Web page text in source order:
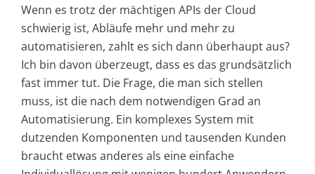
Wenn es trotz der mächtigen APIs der Cloud
schwierig ist, Abläufe mehr und mehr zu
automatisieren, zahlt es sich dann überhaupt aus?
Ich bin davon überzeugt, dass es das grundsätzlich
fast immer tut. Die Frage, die man sich stellen
muss, ist die nach dem notwendigen Grad an
Automatisierung. Ein komplexes System mit
dutzenden Komponenten und tausenden Kunden
braucht etwas anderes als eine einfache